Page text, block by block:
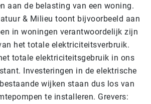
aan de belasting van een woning.
& Milieu toont bijvoorbeeld aan
in woningen verantwoordelijk zijn
het totale elektriciteitsverbruik.
totale elektriciteitsgebruik in ons
Investeringen in de elektrische
wijken staan dus los van
te installeren. Grevers: